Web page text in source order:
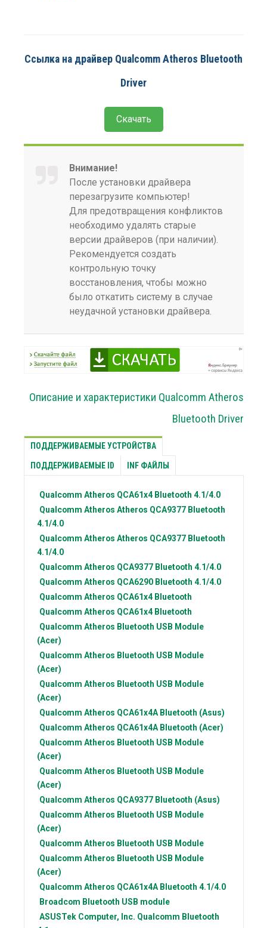
Ссылка на драйвер Qualcomm Atheros Bluetooth
Driver
Скачать
Внимание!
После установки драйвера
перезагрузите компьютер!
Для предотвращения конфликтов
необходимо удалять старые
версии драйверов (при наличии).
Рекомендуется создать
контрольную точку
восстановления, чтобы можно
было откатить систему в случае
неудачной установки драйвера.
Описание и характеристики Qualcomm Atheros
Bluetooth Driver
ПОДДЕРЖИВАЕМЫЕ УСТРОЙСТВА
ПОДДЕРЖИВАЕМЫЕ ID INF ФАЙЛЫ
Qualcomm Atheros QCA61x4 Bluetooth 4.1/4.0
Qualcomm Atheros Atheros QCA9377 Bluetooth
4.1/4.0
Qualcomm Atheros Atheros QCA9377 Bluetooth
4.1/4.0
Qualcomm Atheros QCA9377 Bluetooth 4.1/4.0
Qualcomm Atheros QCA6290 Bluetooth 4.1/4.0
Qualcomm Atheros QCA61x4 Bluetooth
Qualcomm Atheros QCA61x4 Bluetooth
Qualcomm Atheros Bluetooth USB Module
(Acer)
Qualcomm Atheros Bluetooth USB Module
(Acer)
Qualcomm Atheros Bluetooth USB Module
(Acer)
Qualcomm Atheros QCA61x4A Bluetooth (Asus)
Qualcomm Atheros QCA61x4A Bluetooth (Acer)
Qualcomm Atheros Bluetooth USB Module
(Acer)
Qualcomm Atheros Bluetooth USB Module
(Acer)
Qualcomm Atheros QCA9377 Bluetooth (Asus)
Qualcomm Atheros Bluetooth USB Module
(Acer)
Qualcomm Atheros Bluetooth USB Module
Qualcomm Atheros Bluetooth USB Module
(Acer)
Qualcomm Atheros QCA61x4A Bluetooth 4.1/4.0
Broadcom Bluetooth USB module
ASUSTek Computer, Inc. Qualcomm Bluetooth